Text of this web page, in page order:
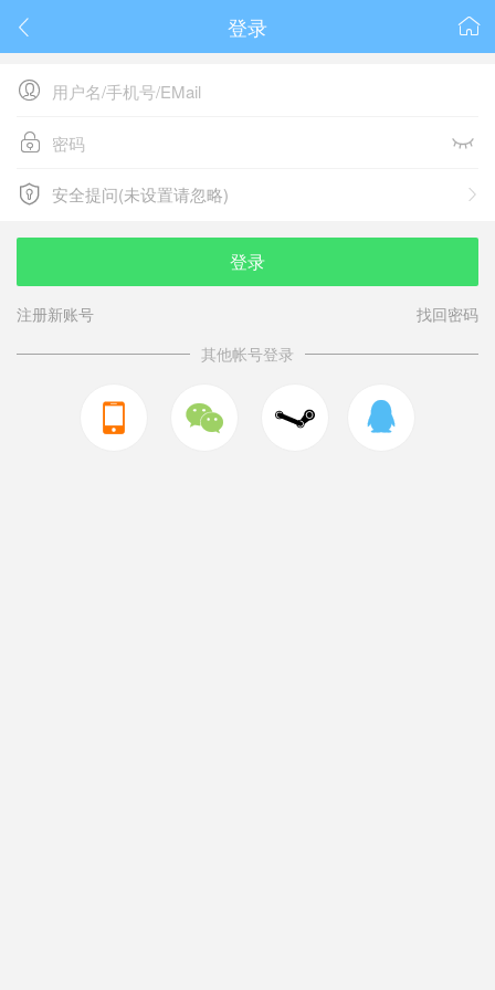
 
登录

 
 
安全提问(未设置请忽略)
安全提问(未设置请忽略)
登录
注册新账号
找回密码
其他帐号登录
  